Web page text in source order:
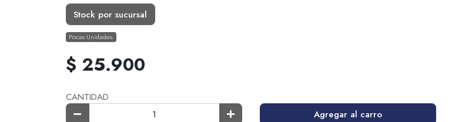
Stock por sucursal
Pocas Unidades.
$ 25.900
CANTIDAD
Agregar al carro